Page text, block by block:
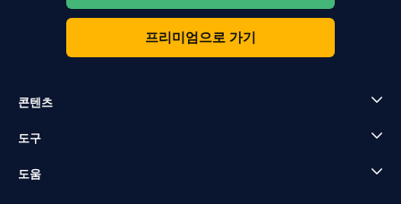
프리미엄으로 가기
콘텐츠
도구
도움